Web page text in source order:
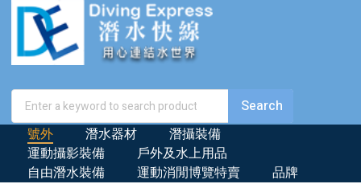
號外 潛水器材
潛攝裝備
運動攝影裝備
戶外及水上用品
自由潛水裝備
運動消閒博覽特賣 品牌